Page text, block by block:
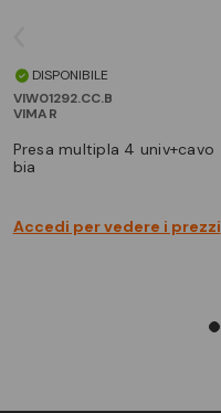
DISPONIBILE
VIW01292.CC.B
VIMAR
presa multipla 4 univ+cavo
bia
Accedi per vedere i prezzi